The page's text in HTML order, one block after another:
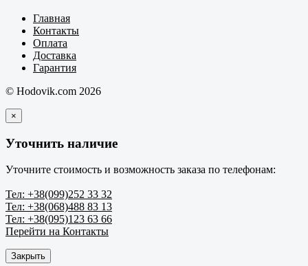
Главная
Контакты
Оплата
Доставка
Гарантия
© Hodovik.com 2026
×
Уточнить наличие
Уточните стоимость и возможность заказа по телефонам:
Тел: +38(099)252 33 32
Тел: +38(068)488 83 13
Тел: +38(095)123 63 66
Перейти на Контакты
Закрыть